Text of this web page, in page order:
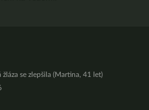
se zlepšila (Martina, 41 let)